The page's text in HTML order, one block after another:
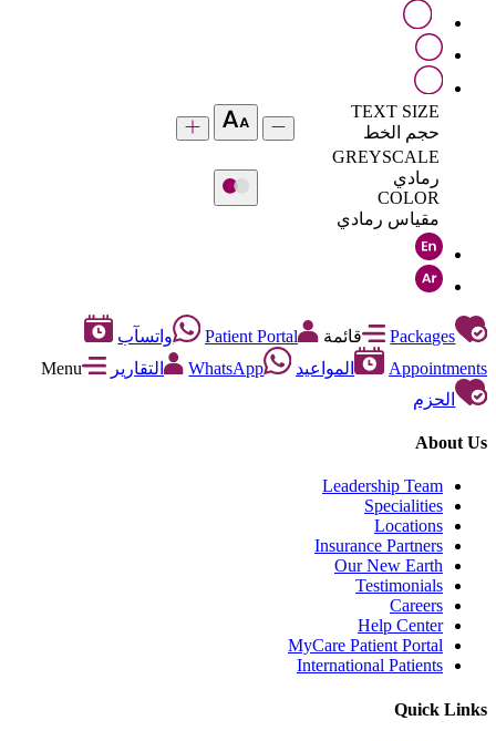
TEXT SIZE
حجم الخط
GREYSCALE
رمادي
COLOR
مقياس رمادي
Packages قائمة Patient Portal
واتسآب
Appointments
المواعيد WhatsApp التقارير
Menu
الحزم
About Us
Leadership Team
Specialities
Locations
Insurance Partners
Our New Earth
Testimonials
Careers
Help Center
MyCare Patient Portal
International Patients
Quick Links